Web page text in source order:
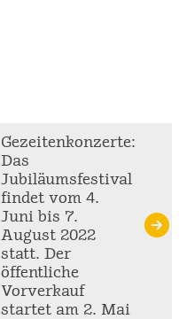
Gezeitenkonzerte:
Das
Jubiläumsfestival
findet vom 4.
Juni bis 7.
August 2022
statt. Der
öffentliche
Vorverkauf
startet am 2. Mai